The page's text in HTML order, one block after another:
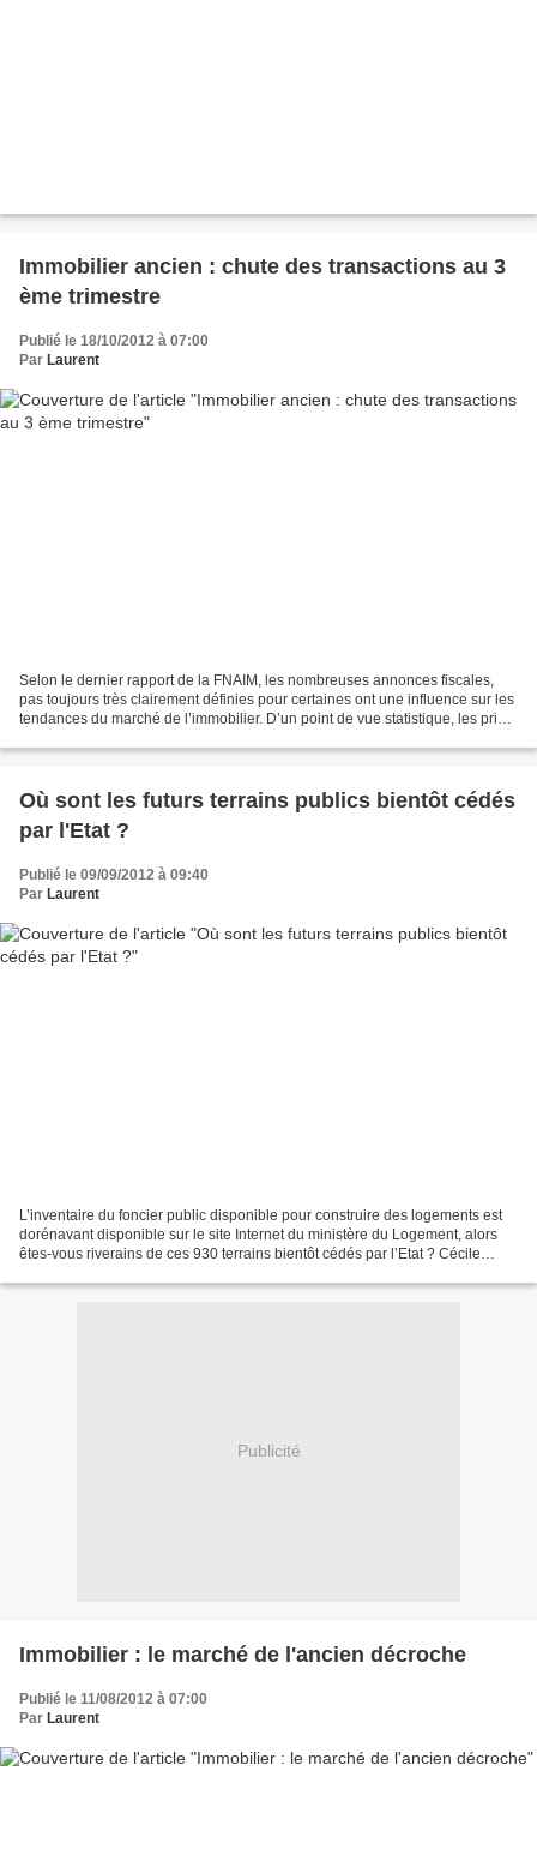
Immobilier ancien : chute des transactions au 3
ème trimestre
Publié le 18/10/2012 à 07:00
Par Laurent
Selon le dernier rapport de la FNAIM, les nombreuses annonces fiscales,
pas toujours très clairement définies pour certaines ont une influence sur les
tendances du marché de l’immobilier. D’un point de vue statistique, les prix
Où sont les futurs terrains publics bientôt cédés
par l'Etat ?
Publié le 09/09/2012 à 09:40
Par Laurent
L’inventaire du foncier public disponible pour construire des logements est
dorénavant disponible sur le site Internet du ministère du Logement, alors
êtes-vous riverains de ces 930 terrains bientôt cédés par l’Etat ? Cécile
Publicité
Immobilier : le marché de l'ancien décroche
Publié le 11/08/2012 à 07:00
Par Laurent